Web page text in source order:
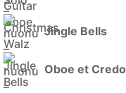
Jingle Bells
Oboe et Credo